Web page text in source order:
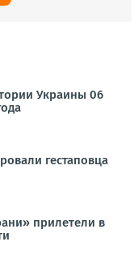
Украины 06
гестаповца
прилетели в